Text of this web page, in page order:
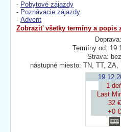
- Pobytové zájazdy
- Poznávacie zájazdy
- Advent
Zobraziť všetky termíny a popis
Doprava:
Termíny od:
Strava:
nástupné miesto: TN, TT,
1
Last
32 €
+0 €